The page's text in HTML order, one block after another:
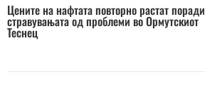
Цените на нафтата повторно растат поради
стравувањата од проблеми во Ормутскиот
Теснец